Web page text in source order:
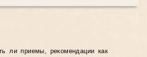
ли приемы, рекомендации как